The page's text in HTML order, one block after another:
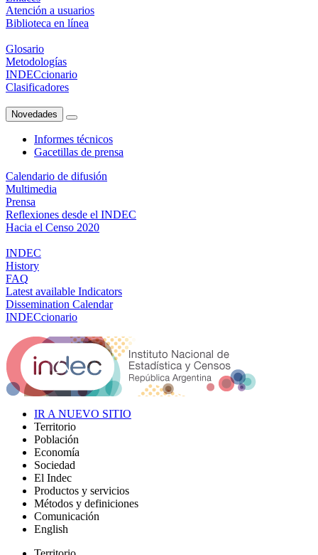
Atención a usuarios
Biblioteca en línea
Glosario
Metodologías
INDECcionario
Clasificadores
Novedades
Informes técnicos
Gacetillas de prensa
Calendario de difusión
Multimedia
Prensa
Reflexiones desde el INDEC
Hacia el Censo 2020
INDEC
History
FAQ
Latest available Indicators
Dissemination Calendar
INDECcionario
IR A NUEVO SITIO
Territorio
Población
Economía
Sociedad
El Indec
Productos y servicios
Métodos y definiciones
Comunicación
English